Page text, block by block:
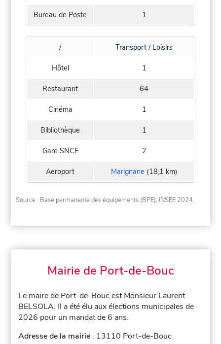
Bureau de Poste 1
/ Transport / Loisirs
Hôtel 1
Restaurant 64
Cinéma 1
Bibliothèque 1
Gare SNCF 2
Aeroport Marignane (18,1 km)
Source : Base permanente des équipements (BPE), INSEE 2024.
Mairie de Port-de-Bouc
Le maire de Port-de-Bouc est Monsieur Laurent
BELSOLA. Il a été élu aux élections municipales de
2026 pour un mandat de 6 ans.
Adresse de la mairie : 13110 Port-de-Bouc